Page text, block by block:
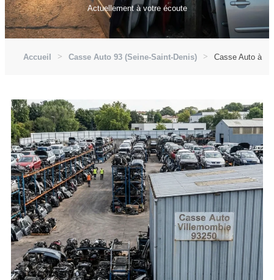
Actuellement à votre écoute
Accueil Casse Auto 93 (Seine-Saint-Denis) Casse Auto à